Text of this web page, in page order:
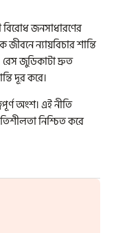
বিরোধ জনসাধারণের
ন্যায়বিচার শান্তি
রেস জুডিকাটা দ্রুত
দূর করে।
অংশ। এই নীতি
নিশ্চিত করে